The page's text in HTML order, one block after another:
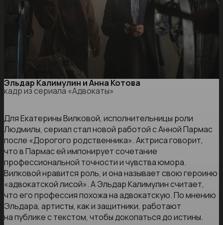
Эльдар Калимулин и Анна Котова
кадр из сериала «Адвокаты»
Для Екатерины Вилковой, исполнительницы роли
Людмилы, сериал стал новой работой с Анной Пармас
после «Дорогого родственника». Актриса говорит,
что в Пармас ей импонирует сочетание
профессиональной точности и чувства юмора.
Вилковой нравится роль, и она называет свою героиню
«адвокатской лисой». А Эльдар Калимулин считает,
что его профессия похожа на адвокатскую. По мнению
Эльдара, артисты, как и защитники, работают
на публике с текстом, чтобы докопаться до истины.